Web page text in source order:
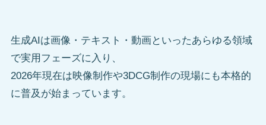
生成AIは画像・テキスト・動画といったあらゆる領域
で実用フェーズに入り、
2026年現在は映像制作や3DCG制作の現場にも本格的
に普及が始まっています。